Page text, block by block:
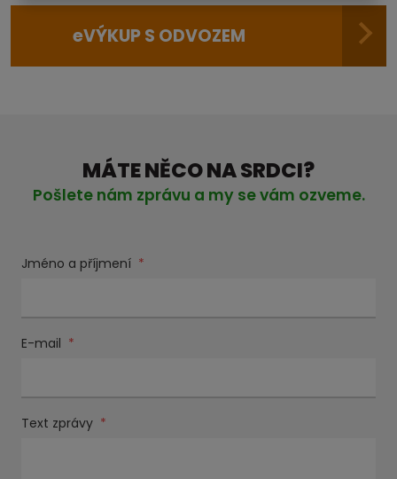
eVÝKUP S ODVOZEM
MÁTE NĚCO NA SRDCI?
Pošlete nám zprávu a my se vám ozveme.
Jméno a příjmení *
E-mail *
Text zprávy *